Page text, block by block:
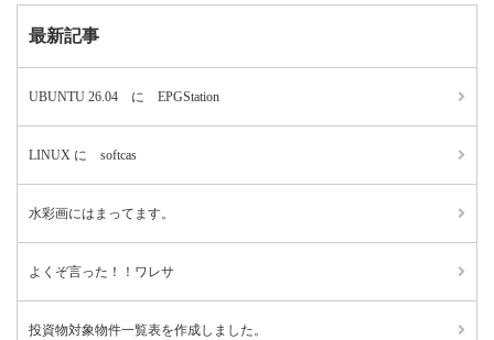
最新記事
UBUNTU 26.04 に EPGStation
LINUX に softcas
水彩画にはまってます。
よくぞ言った！！ワレサ
投資物対象物件一覧表を作成しました。